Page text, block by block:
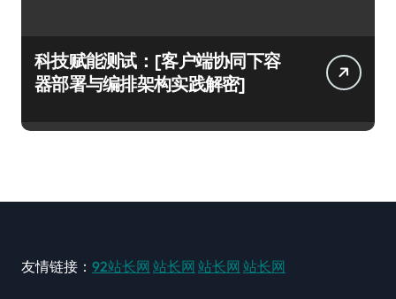
科技赋能测试：[客户端协同下容
器部署与编排架构实践解密]
友情链接： 92站长网 站长网 站长网 站长网